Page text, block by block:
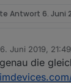
Antwort 6. Juni
6. Juni 2019, 21:49
von OliverIO6.
genau die